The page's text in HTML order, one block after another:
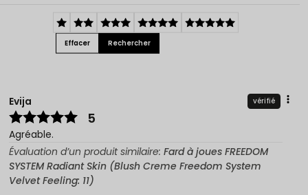
Effacer Rechercher
Evija vérifié
5
Agréable.
Évaluation d’un produit similaire: Fard à joues FREEDOM
SYSTEM Radiant Skin (Blush Creme Freedom System
Velvet Feeling: 11)